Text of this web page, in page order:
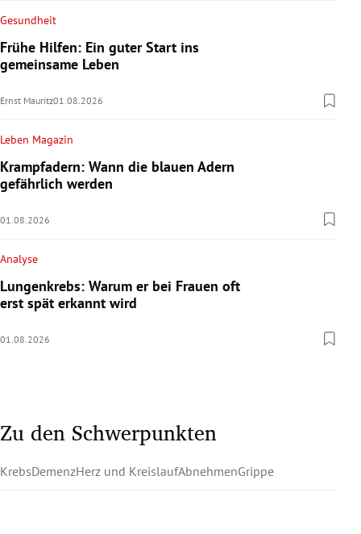
Gesundheit
Frühe Hilfen: Ein guter Start ins
gemeinsame Leben
Ernst Mauritz01.08.2026
Leben Magazin
Krampfadern: Wann die blauen Adern
gefährlich werden
01.08.2026
Analyse
Lungenkrebs: Warum er bei Frauen oft
erst spät erkannt wird
01.08.2026
Zu den Schwerpunkten
KrebsDemenzHerz und KreislaufAbnehmenGrippe